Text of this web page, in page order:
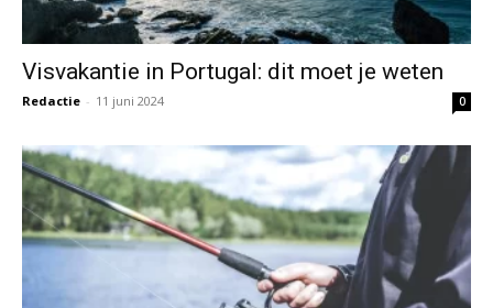
Visvakantie in Portugal: dit moet je weten
Redactie - 11 juni 2024 0